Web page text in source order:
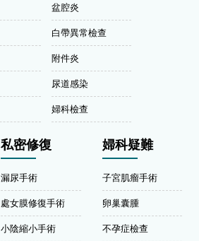
盆腔炎
白帶異常檢查
附件炎
尿道感染
婦科檢查
私密修復
漏尿手術
處女膜修復手術
小陰縮小手術
婦科疑難
子宮肌瘤手術
卵巢囊腫
不孕症檢查